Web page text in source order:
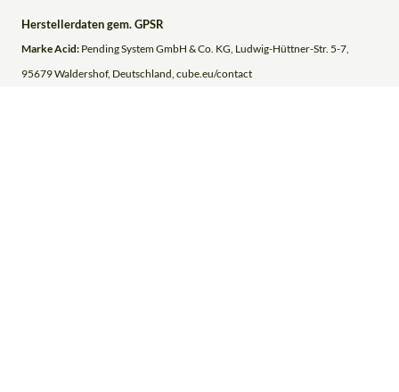
Herstellerdaten gem. GPSR
Marke Acid: Pending System GmbH & Co. KG, Ludwig-Hüttner-Str. 5-7,
95679 Waldershof, Deutschland, cube.eu/contact